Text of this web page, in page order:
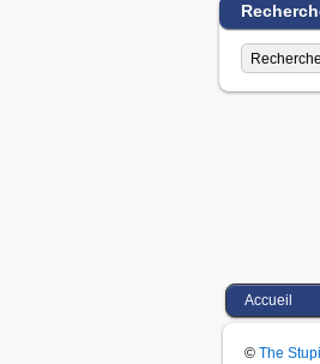
Accueil
© The